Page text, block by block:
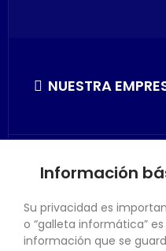
NUESTRA
SU CUENTA
Información
Su privacidad es
o “galleta informática”
información que se